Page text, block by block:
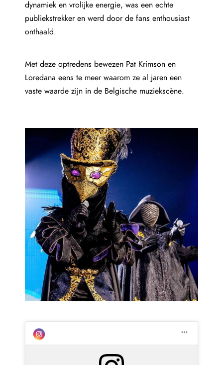
dynamiek en vrolijke energie, was een echte
publiekstrekker en werd door de fans enthousiast
onthaald.
Met deze optredens bewezen Pat Krimson en
Loredana eens te meer waarom ze al jaren een
vaste waarde zijn in de Belgische muziekscène.